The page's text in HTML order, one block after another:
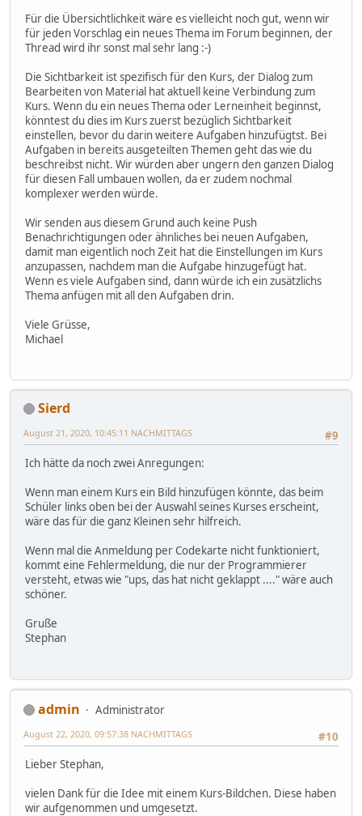
Für die Übersichtlichkeit wäre es vielleicht noch gut, wenn wir
für jeden Vorschlag ein neues Thema im Forum beginnen, der
Thread wird ihr sonst mal sehr lang :-)
Die Sichtbarkeit ist spezifisch für den Kurs, der Dialog zum
Bearbeiten von Material hat aktuell keine Verbindung zum
Kurs. Wenn du ein neues Thema oder Lerneinheit beginnst,
könntest du dies im Kurs zuerst bezüglich Sichtbarkeit
einstellen, bevor du darin weitere Aufgaben hinzufügtst. Bei
Aufgaben in bereits ausgeteilten Themen geht das wie du
beschreibst nicht. Wir würden aber ungern den ganzen Dialog
für diesen Fall umbauen wollen, da er zudem nochmal
komplexer werden würde.
Wir senden aus diesem Grund auch keine Push
Benachrichtigungen oder ähnliches bei neuen Aufgaben,
damit man eigentlich noch Zeit hat die Einstellungen im Kurs
anzupassen, nachdem man die Aufgabe hinzugefügt hat.
Wenn es viele Aufgaben sind, dann würde ich ein zusätzlichs
Thema anfügen mit all den Aufgaben drin.
Viele Grüsse,
Michael
Sierd
#9
August 21, 2020, 10:45:11 NACHMITTAGS
Ich hätte da noch zwei Anregungen:
Wenn man einem Kurs ein Bild hinzufügen könnte, das beim
Schüler links oben bei der Auswahl seines Kurses erscheint,
wäre das für die ganz Kleinen sehr hilfreich.
Wenn mal die Anmeldung per Codekarte nicht funktioniert,
kommt eine Fehlermeldung, die nur der Programmierer
versteht, etwas wie "ups, das hat nicht geklappt ...." wäre auch
schöner.
Gruße
Stephan
admin
Administrator
#10
August 22, 2020, 09:57:38 NACHMITTAGS
Lieber Stephan,
vielen Dank für die Idee mit einem Kurs-Bildchen. Diese haben
wir aufgenommen und umgesetzt.